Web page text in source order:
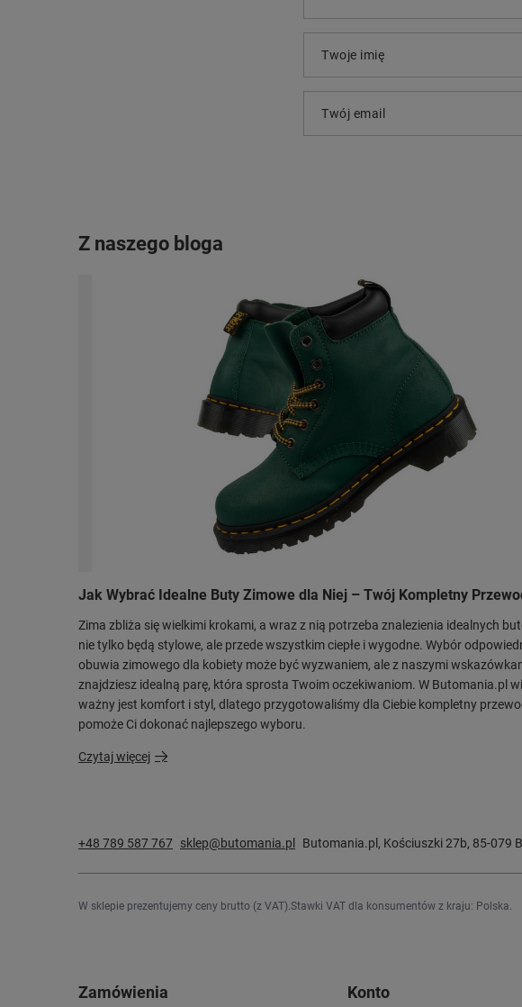
Twoje imię
Twój email
Z naszego bloga
Jak Wybrać Idealne Buty Zimowe dla Niej – Twój Kompletny
Zima zbliża się wielkimi krokami, a wraz z nią potrzeba znalezienia idealnych
nie tylko będą stylowe, ale przede wszystkim ciepłe i wygodne. Wybór
obuwia zimowego dla kobiety może być wyzwaniem, ale z naszymi
znajdziesz idealną parę, która sprosta Twoim oczekiwaniom. W Butomania.pl
ważny jest komfort i styl, dlatego przygotowaliśmy dla Ciebie kompletny
pomoże Ci dokonać najlepszego wyboru.
Czytaj więcej
+48 789 587 767 sklep@butomania.pl Butomania.pl , Kościuszki 27b, 85-079
W sklepie prezentujemy ceny brutto (z VAT). Stawki VAT dla konsumentów z kraju: Polska
Zamówienia Konto